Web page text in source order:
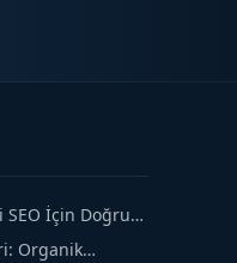
SEO İçin Doğru
Organik